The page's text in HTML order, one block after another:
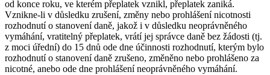
od konce roku, ve kterém přeplatek vznikl, přeplatek zaniká.
Vznikne-li v důsledku zrušení, změny nebo prohlášení nicotnosti
rozhodnutí o stanovení daně, jakož i v důsledku neoprávněného
vymáhání, vratitelný přeplatek, vrátí jej správce daně bez žádosti (tj.
z moci úřední) do 15 dnů ode dne účinnosti rozhodnutí, kterým bylo
rozhodnutí o stanovení daně zrušeno, změněno nebo prohlášeno za
nicotné, anebo ode dne prohlášení neoprávněného vymáhání.